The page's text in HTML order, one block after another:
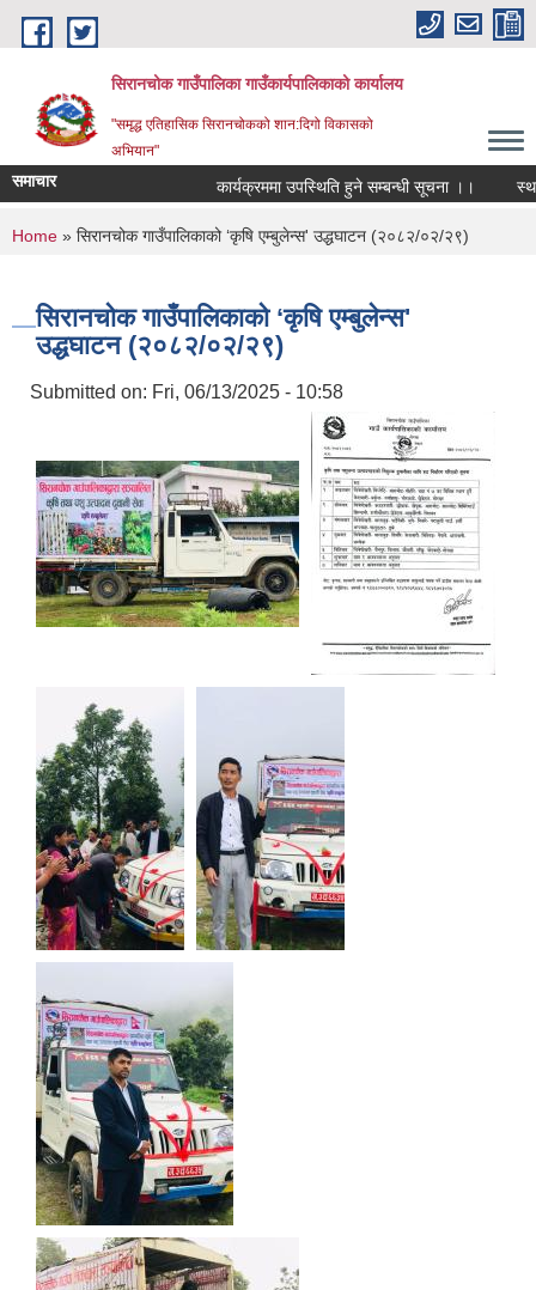
Skip to main content
सिरानचोक गाउँपालिका गाउँकार्यपालिकाको कार्यालय
"समृद्ध एतिहासिक सिरानचोकको शान:दिगो विकासको
अभियान"
समाचार कार्यक्रममा उपस्थिति हुने सम्बन्धी सूचना ।।
You are here
Home » सिरानचोक गाउँपालिकाको ‘कृषि एम्बुलेन्स' उद्धघाटन (२०८२/०२/२९)
सिरानचोक गाउँपालिकाको ‘कृषि एम्बुलेन्स'
उद्धघाटन (२०८२/०२/२९)
Submitted on: Fri, 06/13/2025 - 10:58